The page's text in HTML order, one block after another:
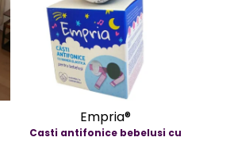
Empria®
Casti antifonice bebelusi cu